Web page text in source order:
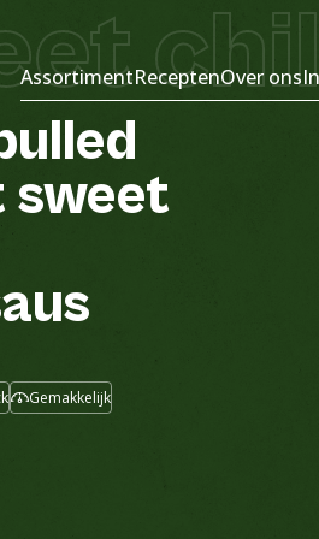
AssortimentReceptenOver ons
sweet
Gemakkelijk